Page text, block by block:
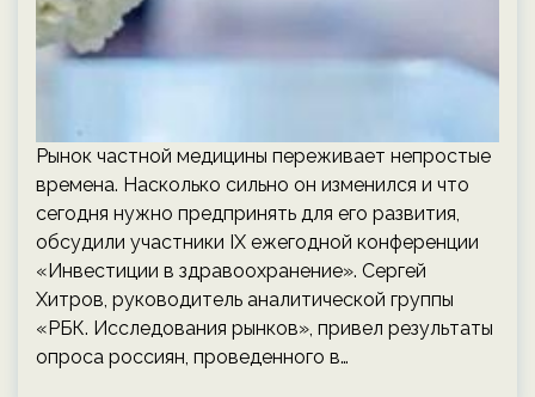
Рынок частной медицины переживает непростые
времена. Насколько сильно он изменился и что
сегодня нужно предпринять для его развития,
обсудили участники IX ежегодной конференции
«Инвестиции в здравоохранение». Сергей
Хитров, руководитель аналитической группы
«РБК. Исследования рынков», привел результаты
опроса россиян, проведенного в…